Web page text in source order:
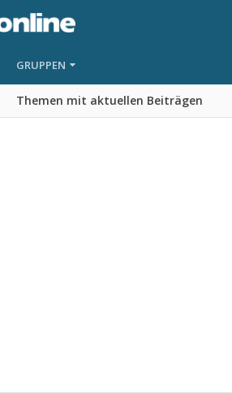
Themen mit aktuellen Beiträgen
GRUPPEN